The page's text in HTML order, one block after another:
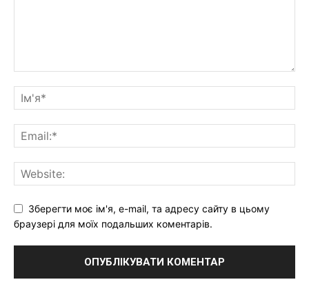
Зберегти моє ім'я, e-mail, та адресу сайту в цьому
браузері для моїх подальших коментарів.